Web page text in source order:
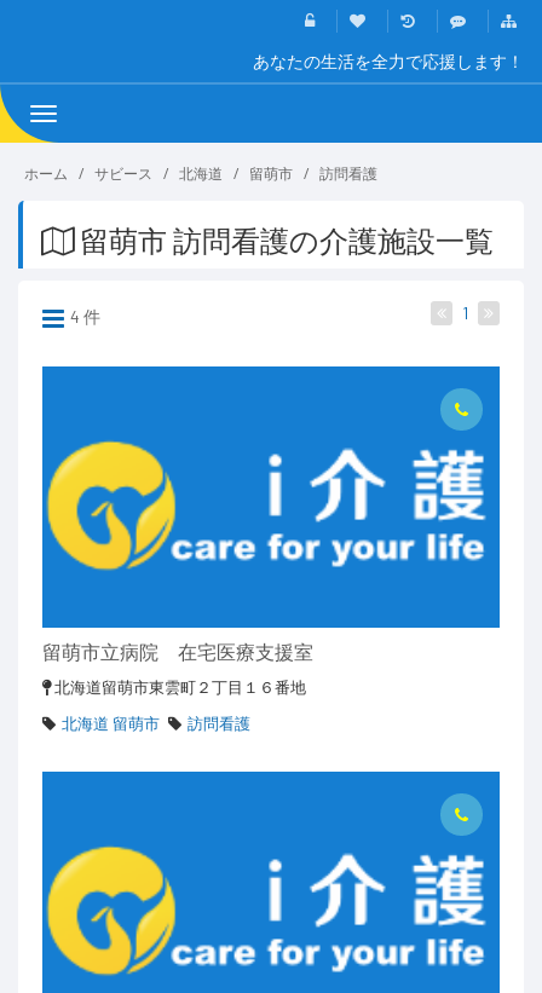
あなたの生活を全力で応援します！
Toggle
navigation
ホーム サビース 北海道 留萌市 訪問看護
留萌市 訪問看護の介護施設一覧
4 件 1
留萌市立病院 在宅医療支援室
北海道留萌市東雲町２丁目１６番地
北海道 留萌市
訪問看護